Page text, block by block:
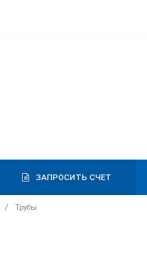
ЗАПРОСИТЬ СЧЕТ
Трубы